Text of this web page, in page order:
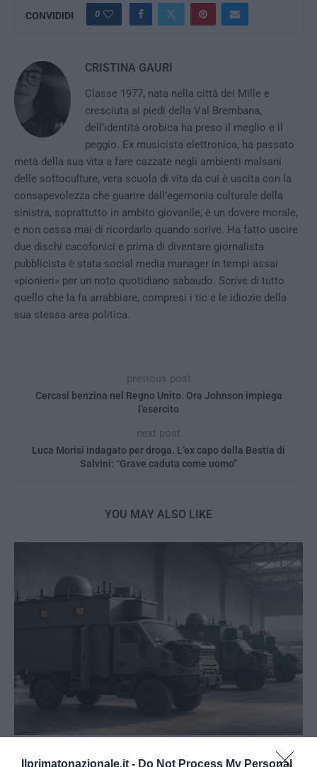
Ilprimatonazionale.it - Do Not Process My Personal
CONVIDIDI 0
CRISTINA GAURI
Classe 1977, nata nella città dei Mille e
cresciuta ai piedi della Val Brembana,
dell’identità orobica ha preso il meglio e il
peggio. Ex musicista elettronica, ha passato
metà della sua vita a fare cazzate negli ambienti malsani
delle sottoculture, vera scuola di vita da cui è uscita con la
consapevolezza che guarire dall’egemonia culturale della
sinistra, soprattutto in ambito giovanile, è un dovere morale,
e non cessa mai di ricordarlo quando scrive. Ha fatto uscire
due dischi cacofonici e prima di diventare giornalista
pubblicista è stata social media manager in tempi assai
«pionieri» per un noto quotidiano sabaudo. Scrive di tutto
quello che la fa arrabbiare, compresi i tic e le idiozie della
sua stessa area politica.
previous post
Cercasi benzina nel Regno Unito. Ora Johnson impiega
l’esercito
next post
Luca Morisi indagato per droga. L’ex capo della Bestia di
Salvini: “Grave caduta come uomo”
YOU MAY ALSO LIKE
Tekne agli americani: il Golden Power è l’ultima trincea